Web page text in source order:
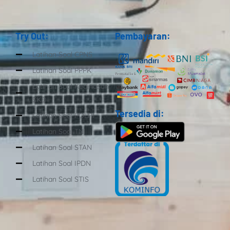
Try Out:
Latihan Soal CPNS
Latihan Soal PPPK
Latihan Soal Kedinasan
SKD
Latihan Soal POLRI
Latihan Soal TNI
Latihan Soal STAN
Latihan Soal IPDN
Latihan Soal STIS
Pembayaran:
Tersedia di: